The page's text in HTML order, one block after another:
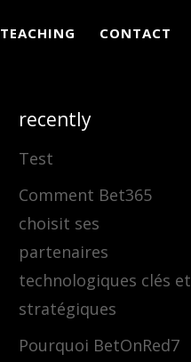
TEACHING CONTACT
recently
Test
Comment Bet365
choisit ses
partenaires
technologiques clés et
stratégiques
Pourquoi BetOnRed7